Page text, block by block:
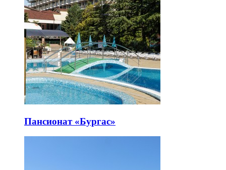
Пансионат «Бургас»